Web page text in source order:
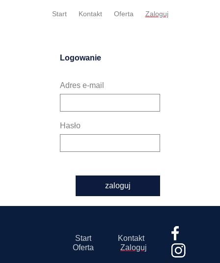
Start Kontakt Oferta Zaloguj
Logowanie
Adres e-mail
Hasło
zaloguj
Start
Kontakt
Oferta
Zaloguj